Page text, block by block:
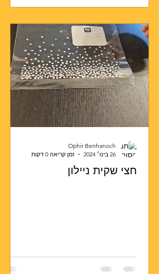
חצי שקית ניילון
Ophir Benhanoch
26 בינו׳ 2024
זמן קריאה 0 דקות